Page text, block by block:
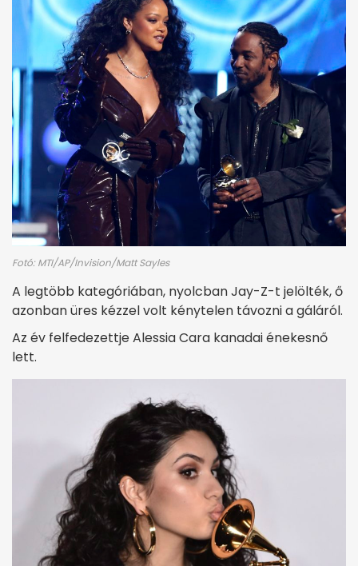
Fotó: MTI/AP/Invision/Matt Sayles
A legtöbb kategóriában, nyolcban Jay-Z-t jelölték, ő
azonban üres kézzel volt kénytelen távozni a gáláról.
Az év felfedezettje Alessia Cara kanadai énekesnő
lett.